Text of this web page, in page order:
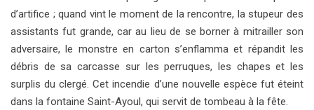
d’artifice ; quand vint le moment de la rencontre, la stupeur des
assistants fut grande, car au lieu de se borner à mitrailler son
adversaire, le monstre en carton s’enflamma et répandit les
débris de sa carcasse sur les perruques, les chapes et les
surplis du clergé. Cet incendie d’une nouvelle espèce fut éteint
dans la fontaine Saint-Ayoul, qui servit de tombeau à la fête.